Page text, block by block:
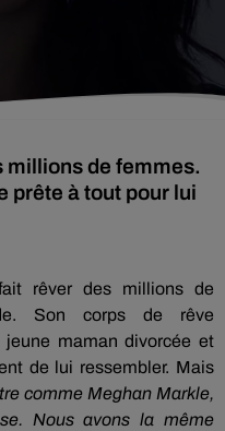
millions de femmes.
prête à tout pour lui
rêver des millions de
Son corps de rêve
jeune maman divorcée et
de lui ressembler. Mais
comme Meghan Markle,
Nous avons la même